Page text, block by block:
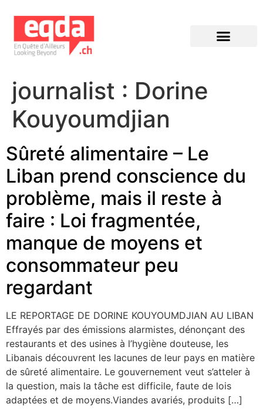
journalist : Dorine
Kouyoumdjian
Sûreté alimentaire – Le
Liban prend conscience du
problème, mais il reste à
faire : Loi fragmentée,
manque de moyens et
consommateur peu
regardant
LE REPORTAGE DE DORINE KOUYOUMDJIAN AU LIBAN
Effrayés par des émissions alarmistes, dénonçant des
restaurants et des usines à l’hygiène douteuse, les
Libanais découvrent les lacunes de leur pays en matière
de sûreté alimentaire. Le gouvernement veut s’atteler à
la question, mais la tâche est difficile, faute de lois
adaptées et de moyens.Viandes avariés, produits […]